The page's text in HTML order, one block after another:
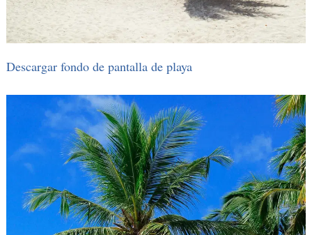
Descargar fondo de pantalla de playa